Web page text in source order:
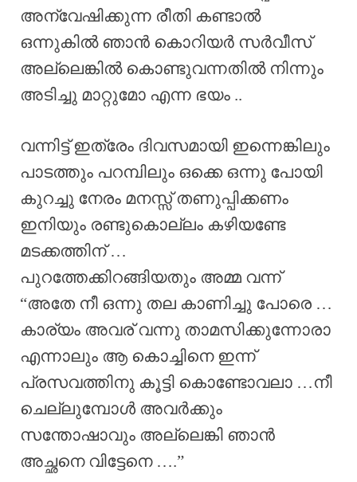
അന്വേഷിക്കുന്ന രീതി കണ്ടാൽ
ഒന്നുകിൽ ഞാൻ കൊറിയർ സർവീസ്
അല്ലെങ്കിൽ കൊണ്ടുവന്നതിൽ നിന്നും
അടിച്ചു മാറ്റുമോ എന്ന ഭയം ..
വന്നിട്ട് ഇത്രേം ദിവസമായി ഇന്നെങ്കിലും
പാടത്തും പറമ്പിലും ഒക്കെ ഒന്നു പോയി
കുറച്ചു നേരം മനസ്സ് തണുപ്പിക്കണം
ഇനിയും രണ്ടുകൊല്ലം കഴിയണ്ടേ
മടക്കത്തിന് …
പുറത്തേക്കിറങ്ങിയതും അമ്മ വന്ന്
“അതേ നീ ഒന്നു തല കാണിച്ചു പോരെ …
കാര്യം അവര് വന്നു താമസിക്കുന്നോരാ
എന്നാലും ആ കൊച്ചിനെ ഇന്ന്
പ്രസവത്തിനു കൂട്ടി കൊണ്ടോവലാ …നീ
ചെല്ലുമ്പോൾ അവർക്കും
സന്തോഷാവും അല്ലെങ്കി ഞാൻ
അച്ഛനെ വിട്ടേനെ ….”